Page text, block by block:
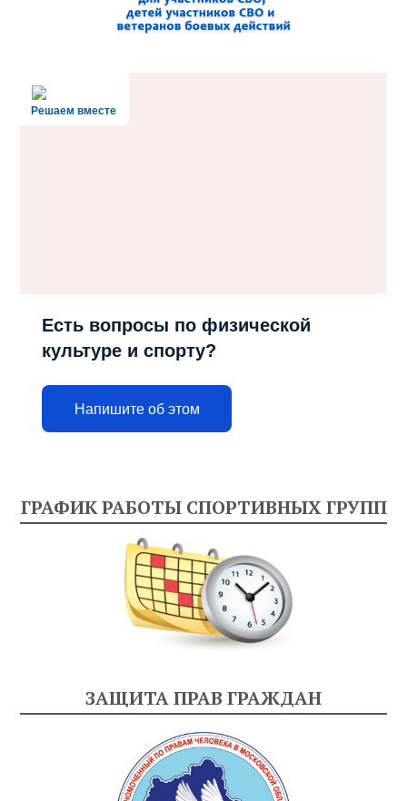
Решаем вместе
Есть вопросы по физической
культуре и спорту?
Напишите об этом
ГРАФИК РАБОТЫ СПОРТИВНЫХ ГРУПП
ЗАЩИТА ПРАВ ГРАЖДАН